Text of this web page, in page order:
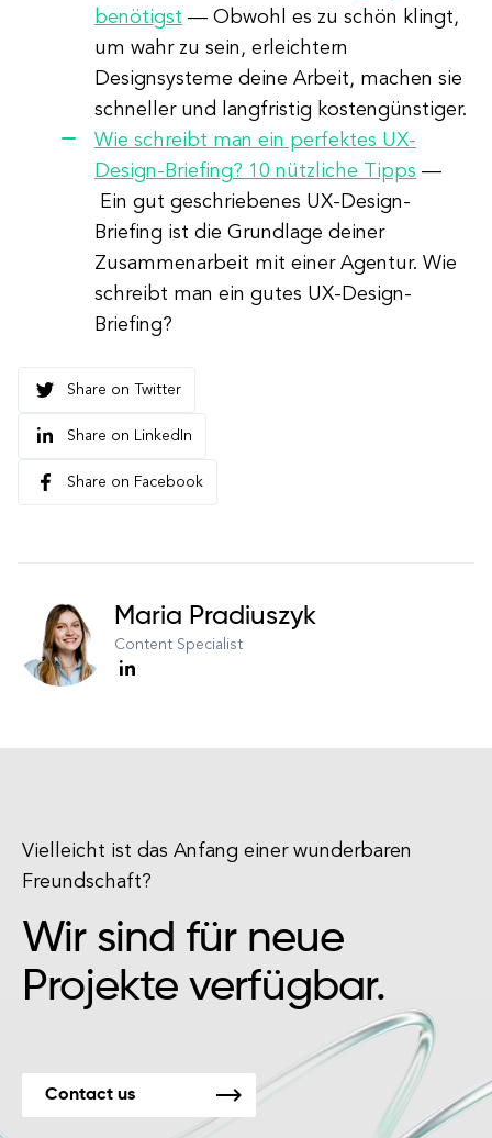
benötigst — Obwohl es zu schön klingt,
um wahr zu sein, erleichtern
Designsysteme deine Arbeit, machen sie
schneller und langfristig kostengünstiger.
Wie schreibt man ein perfektes UX-
Design-Briefing? 10 nützliche Tipps —
Ein gut geschriebenes UX-Design-
Briefing ist die Grundlage deiner
Zusammenarbeit mit einer Agentur. Wie
schreibt man ein gutes UX-Design-
Briefing?
Share on Twitter
Share on LinkedIn
Share on Facebook
Maria Pradiuszyk
Content Specialist
Vielleicht ist das Anfang einer wunderbaren
Freundschaft?
Wir sind für neue
Projekte verfügbar.
Contact us